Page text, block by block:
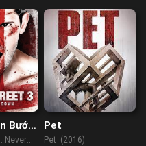
Bước
Never
Pet
Pet (2016)